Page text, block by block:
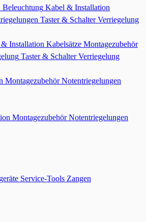
Beleuchtung Kabel & Installation
Taster & Schalter Verriegelung
Installation Kabelsätze Montagezubehör
Taster & Schalter Verriegelung
Montagezubehör Notentriegelungen
Montagezubehör Notentriegelungen
Service-Tools Zangen